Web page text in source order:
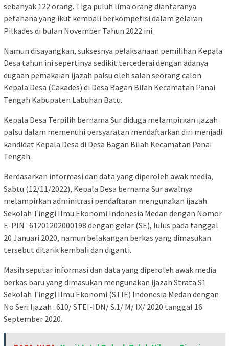
sebanyak 122 orang. Tiga puluh lima orang diantaranya
petahana yang ikut kembali berkompetisi dalam gelaran
Pilkades di bulan November Tahun 2022 ini.
Namun disayangkan, suksesnya pelaksanaan pemilihan Kepala
Desa tahun ini sepertinya sedikit tercederai dengan adanya
dugaan pemakaian ijazah palsu oleh salah seorang calon
Kepala Desa (Cakades) di Desa Bagan Bilah Kecamatan Panai
Tengah Kabupaten Labuhan Batu.
Kepala Desa Terpilih bernama Sur diduga melampirkan ijazah
palsu dalam memenuhi persyaratan mendaftarkan diri menjadi
kandidat Kepala Desa di Desa Bagan Bilah Kecamatan Panai
Tengah.
Berdasarkan informasi dan data yang diperoleh awak media,
Sabtu (12/11/2022), Kepala Desa bernama Sur awalnya
melampirkan adminitrasi pendaftaran mengunakan ijazah
Sekolah Tinggi Ilmu Ekonomi Indonesia Medan dengan Nomor
E-PIN : 61201202000198 dengan gelar (SE), lulus pada tanggal
20 Januari 2020, namun belakangan berkas yang dimasukan
tersebut ditarik kembali dan diganti.
Masih seputar informasi dan data yang diperoleh awak media
berkas baru yang dimasukan mengunakan ijazah Strata S1
Sekolah Tinggi Ilmu Ekonomi (STIE) Indonesia Medan dengan
No Seri Ijazah : 610/ STEI-IDN/ S.1/ M/ IX/ 2020 tanggal 16
September 2020.